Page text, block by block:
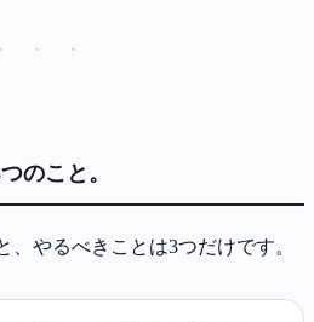
· · ·
のこと。
やるべきことは3つだけです。